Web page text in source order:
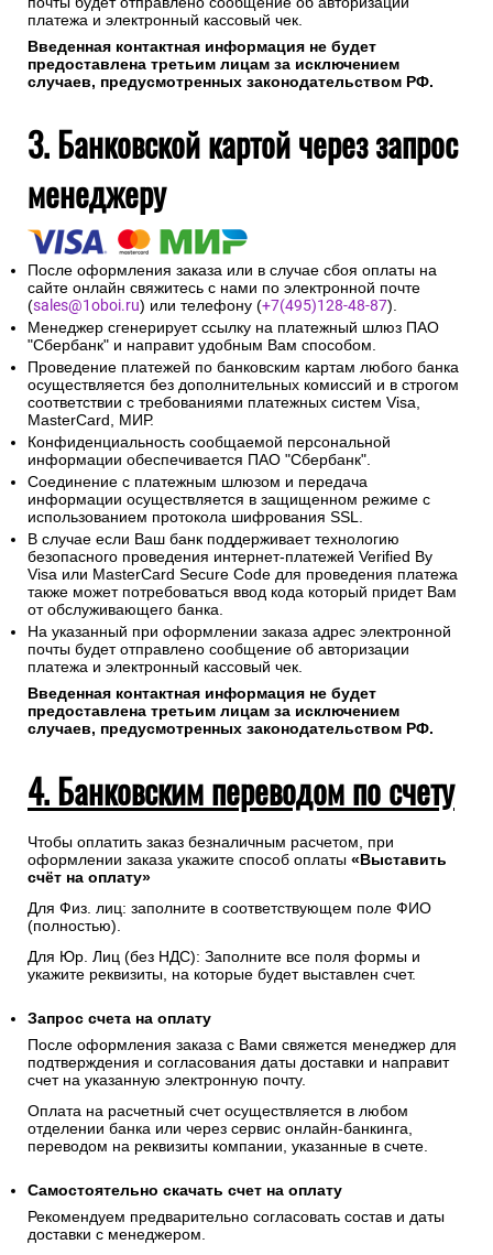
платежа и электронный кассовый чек.
Введенная контактная информация не будет
предоставлена третьим лицам за исключением
случаев, предусмотренных законодательством РФ.
3. Банковской картой через запрос
менеджеру
После оформления заказа или в случае сбоя оплаты на
сайте онлайн свяжитесь с нами по электронной почте
(sales@1oboi.ru) или телефону (+7(495)128-48-87).
Менеджер сгенерирует ссылку на платежный шлюз ПАО
"Сбербанк" и направит удобным Вам способом.
Проведение платежей по банковским картам любого банка
осуществляется без дополнительных комиссий и в строгом
соответствии с требованиями платежных систем Visa,
MasterCard, МИР.
Конфиденциальность сообщаемой персональной
информации обеспечивается ПАО "Сбербанк".
Соединение с платежным шлюзом и передача
информации осуществляется в защищенном режиме с
использованием протокола шифрования SSL.
В случае если Ваш банк поддерживает технологию
безопасного проведения интернет-платежей Verified By
Visa или MasterCard Secure Code для проведения платежа
также может потребоваться ввод кода который придет Вам
от обслуживающего банка.
На указанный при оформлении заказа адрес электронной
почты будет отправлено сообщение об авторизации
платежа и электронный кассовый чек.
Введенная контактная информация не будет
предоставлена третьим лицам за исключением
случаев, предусмотренных законодательством РФ.
4. Банковским переводом по счету
Чтобы оплатить заказ безналичным расчетом, при
оформлении заказа укажите способ оплаты «Выставить
счёт на оплату»
Для Физ. лиц: заполните в соответствующем поле ФИО
(полностью).
Для Юр. Лиц (без НДС): Заполните все поля формы и
укажите реквизиты, на которые будет выставлен счет.
Запрос счета на оплату
После оформления заказа с Вами свяжется менеджер для
подтверждения и согласования даты доставки и направит
счет на указанную электронную почту.
Оплата на расчетный счет осуществляется в любом
отделении банка или через сервис онлайн-банкинга,
переводом на реквизиты компании, указанные в счете.
Самостоятельно скачать счет на оплату
Рекомендуем предварительно согласовать состав и даты
доставки с менеджером.